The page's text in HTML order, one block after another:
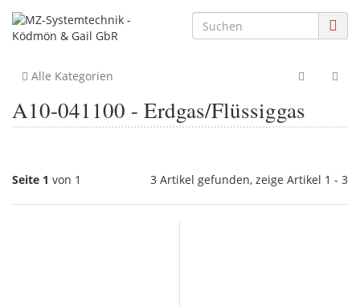
Alle Kategorien
A10-041100 - Erdgas/Flüssiggas
Seite 1 von 1 3 Artikel gefunden, zeige Artikel 1 - 3